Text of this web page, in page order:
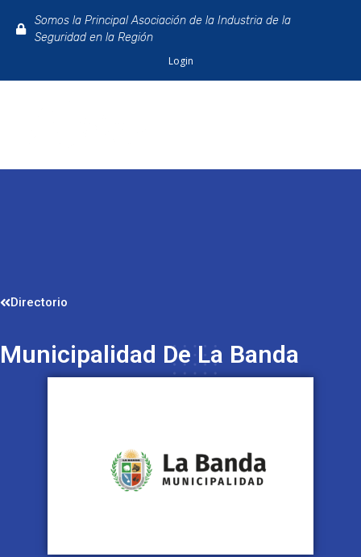
Somos la Principal Asociación de la Industria de la
Seguridad en la Región
Login
Directorio
Municipalidad De La Banda